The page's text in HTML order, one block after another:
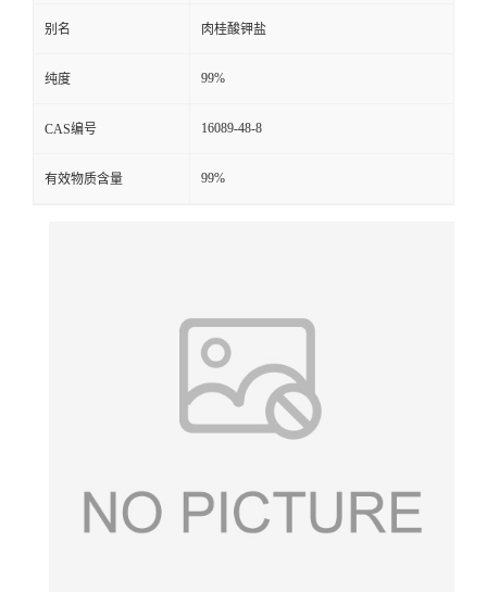
别名 肉桂酸钾盐
纯度 99%
CAS编号 16089-48-8
有效物质含量 99%